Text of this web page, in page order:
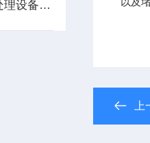
mbr地埋式一体化污水处理设备的启动与运行操作的事项